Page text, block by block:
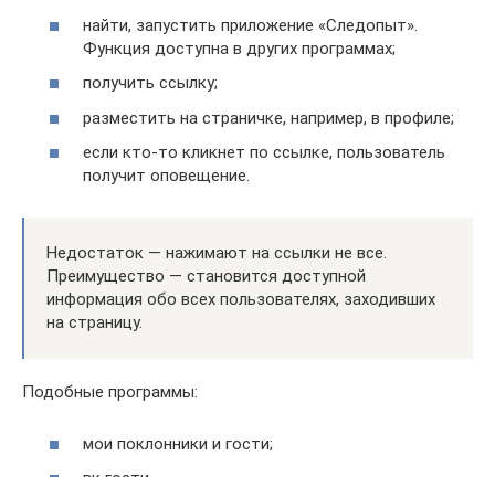
найти, запустить приложение «Следопыт».
Функция доступна в других программах;
получить ссылку;
разместить на страничке, например, в профиле;
если кто-то кликнет по ссылке, пользователь
получит оповещение.
Недостаток — нажимают на ссылки не все.
Преимущество — становится доступной
информация обо всех пользователях, заходивших
на страницу.
Подобные программы:
мои поклонники и гости;